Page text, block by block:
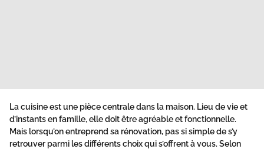
La cuisine est une pièce centrale dans la maison. Lieu de vie et
d’instants en famille, elle doit être agréable et fonctionnelle.
Mais lorsqu’on entreprend sa rénovation, pas si simple de s’y
retrouver parmi les différents choix qui s’offrent à vous. Selon